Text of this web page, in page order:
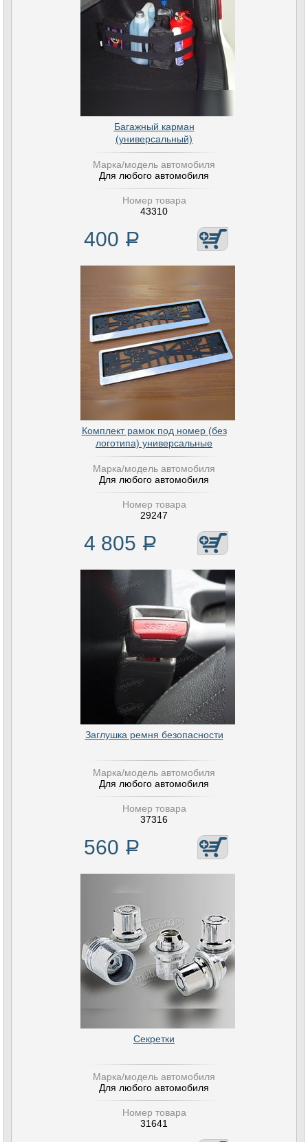
Багажный карман
(универсальный)
Марка/модель автомобиля
Для любого автомобиля
Номер товара
43310
400 Р
Комплект рамок под номер (без
логотипа) универсальные
Марка/модель автомобиля
Для любого автомобиля
Номер товара
29247
4 805 Р
Заглушка ремня безопасности
Марка/модель автомобиля
Для любого автомобиля
Номер товара
37316
560 Р
Секретки
Марка/модель автомобиля
Для любого автомобиля
Номер товара
31641